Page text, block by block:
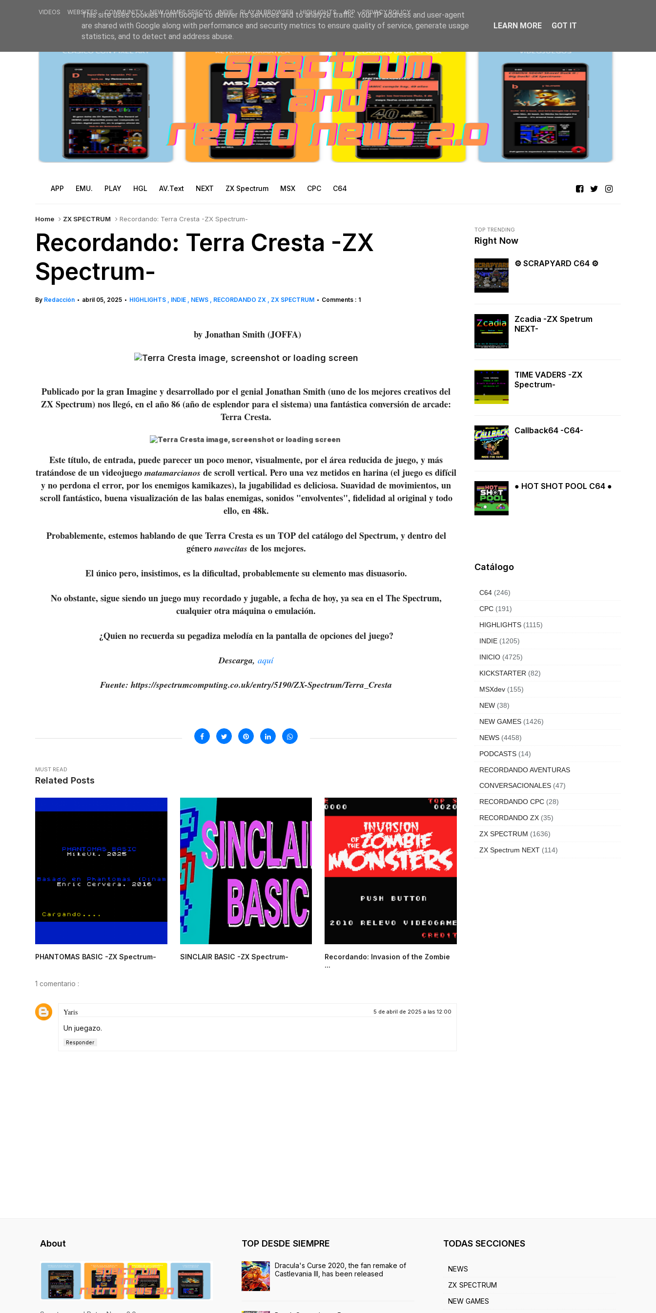
VIDEOS WEBSITES COMMUNITY NEW GAMES SPECCY INDIE PLAY IN BROWSER HIGHLIGHTS APP PRIVACY POLICY
APP EMU. PLAY HGL AV.Text NEXT ZX Spectrum MSX CPC C64
Home ZX SPECTRUM Recordando: Terra Cresta -ZX Spectrum-
Recordando: Terra Cresta -ZX
Spectrum-
By Redacción • abril 05, 2025 • HIGHLIGHTS INDIE NEWS RECORDANDO ZX ZX SPECTRUM • Comments : 1
by Jonathan Smith (JOFFA)
Publicado por la gran Imagine y desarrollado por el genial Jonathan Smith (uno de los mejores creativos del
ZX Spectrum) nos llegó, en el año 86 (año de esplendor para el sistema) una fantástica conversión de arcade:
Terra Cresta.
Este título, de entrada, puede parecer un poco menor, visualmente, por el área reducida de juego, y más
tratándose de un videojuego matamarcianos de scroll vertical. Pero una vez metidos en harina (el juego es difícil
y no perdona el error, por los enemigos kamikazes), la jugabilidad es deliciosa. Suavidad de movimientos, un
scroll fantástico, buena visualización de las balas enemigas, sonidos "envolventes", fidelidad al original y todo
ello, en 48k.
Probablemente, estemos hablando de que Terra Cresta es un TOP del catálogo del Spectrum, y dentro del
género navecitas de los mejores.
El único pero, insistimos, es la dificultad, probablemente su elemento mas disuasorio.
No obstante, sigue siendo un juego muy recordado y jugable, a fecha de hoy, ya sea en el The Spectrum,
cualquier otra máquina o emulación.
¿Quien no recuerda su pegadiza melodía en la pantalla de opciones del juego?
Descarga, aquí
Fuente: https://spectrumcomputing.co.uk/entry/5190/ZX-Spectrum/Terra_Cresta
MUST READ
Related Posts
PHANTOMAS BASIC -ZX Spectrum- SINCLAIR BASIC -ZX Spectrum-
Recordando: Invasion of the Zombie
...
1 comentario :
Yaris 5 de abril de 2025 a las 12:00
Un juegazo.
Responder
TOP TRENDING
Right Now
⚙ SCRAPYARD C64 ⚙
Zcadia -ZX Spetrum
NEXT-
TIME VADERS -ZX
Spectrum-
Callback64 -C64-
● HOT SHOT POOL C64 ●
Catálogo
C64 (246)
CPC (191)
HIGHLIGHTS (1115)
INDIE (1205)
INICIO (4725)
KICKSTARTER (82)
MSXdev (155)
NEW (38)
NEW GAMES (1426)
NEWS (4458)
PODCASTS (14)
RECORDANDO AVENTURAS
CONVERSACIONALES (47)
RECORDANDO CPC (28)
RECORDANDO ZX (35)
ZX SPECTRUM (1636)
ZX Spectrum NEXT (114)
About TOP DESDE SIEMPRE
Dracula's Curse 2020, the fan remake of
Castlevania III, has been released
TODAS SECCIONES
NEWS
ZX SPECTRUM
NEW GAMES
This site uses cookies from Google to deliver its services and to analyze traffic. Your IP address and user-agent
are shared with Google along with performance and security metrics to ensure quality of service, generate usage
statistics, and to detect and address abuse.
LEARN MORE GOT IT